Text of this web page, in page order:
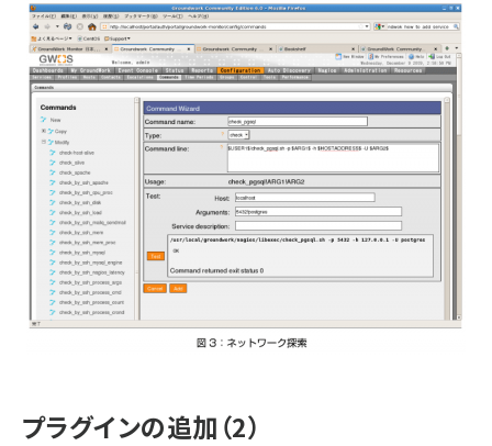
プラグインの追加（2）